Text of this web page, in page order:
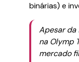
binárias) e
Apesar da
na Olymp
mercado